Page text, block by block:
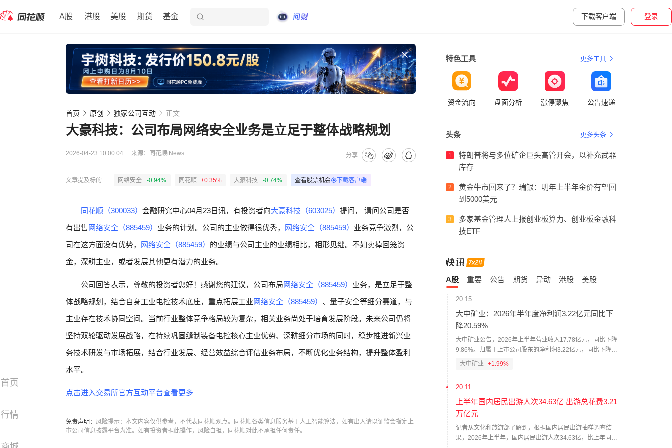
A股 港股 美股 期货 基金 下载客户端 登录
首页
行情
首页 原创 独家公司互动 正文
大豪科技：公司布局网络安全业务是立足于整体战略规划
2026-04-23 10:00:04 来源： 同花顺iNews 分享
文章提及标的 网络安全 -0.94% 同花顺 +0.35% 大豪科技 -0.74% 查看股票机会 下载客户端
同花顺（300033） 金融研究中心04月23日讯，有投资者向大豪科技（603025） 提问， 请问公司是否
有出售网络安全（885459） 业务的计划。公司的主业做得很优秀， 网络安全（885459） 业务竞争激烈，公
司在这方面没有优势，
网络安全（885459） 的业绩与公司主业的业绩相比，相形见绌。不如卖掉回笼资
金，深耕主业，或者发展其他更有潜力的业务。
公司回答表示，尊敬的投资者您好！感谢您的建议，公司布局网络安全（885459） 业务，是立足于整
体战略规划，结合自身工业电控技术底座，重点拓展工业网络安全（885459） 、量子安全等细分赛道，与
主业存在技术协同空间。当前行业整体竞争格局较为复杂，相关业务尚处于培育发展阶段。未来公司仍将
坚持双轮驱动发展战略，在持续巩固缝制装备电控核心主业优势、深耕细分市场的同时，稳步推进新兴业
务技术研发与市场拓展，结合行业发展、经营效益综合评估业务布局，不断优化业务结构，提升整体盈利
水平。
点击进入交易所官方互动平台查看更多
免责声明： 风险提示：本文内容仅供参考，不代表同花顺观点。同花顺各类信息服务基于人工智能算法，如有出入请以证监会指定上
市公司信息披露平台为准。如有投资者据此操作，风险自担，同花顺对此不承担任何责任。
特色工具 更多工具
资金流向 盘面分析 涨停聚焦 公告速递
头条 更多头条
1
特朗普将与多位矿企巨头高管开会，以补充武器
库存
2
黄金牛市回来了？瑞银：明年上半年金价有望回
到5000美元
3
多家基金管理人上报创业板算力、创业板金融科
技ETF
A股 重要 公告 期货 异动 港股 美股
20:15
大中矿业：2026年半年度净利润3.22亿元同比下
降20.59%
大中矿业公告，2026年上半年营业收入17.78亿元，同比下降
9.86%。归属于上市公司股东的净利润3.22亿元，同比下降
20.59%。归属于上市公司股东的扣除非经常性损益的净利润
大中矿业 +1.99%
20:11
上半年国内居民出游人次34.63亿 出游总花费3.21
万亿元
记者从文化和旅游部了解到，根据国内居民出游抽样调查结
果，2026年上半年，国内居民出游人次34.63亿，比上年同期